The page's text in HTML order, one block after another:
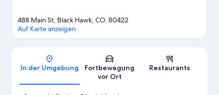
Karte
488 Main St, Black Hawk, CO, 80422
Auf Karte anzeigen
In der Umgebung
Fortbewegung
vor Ort
Restaurants